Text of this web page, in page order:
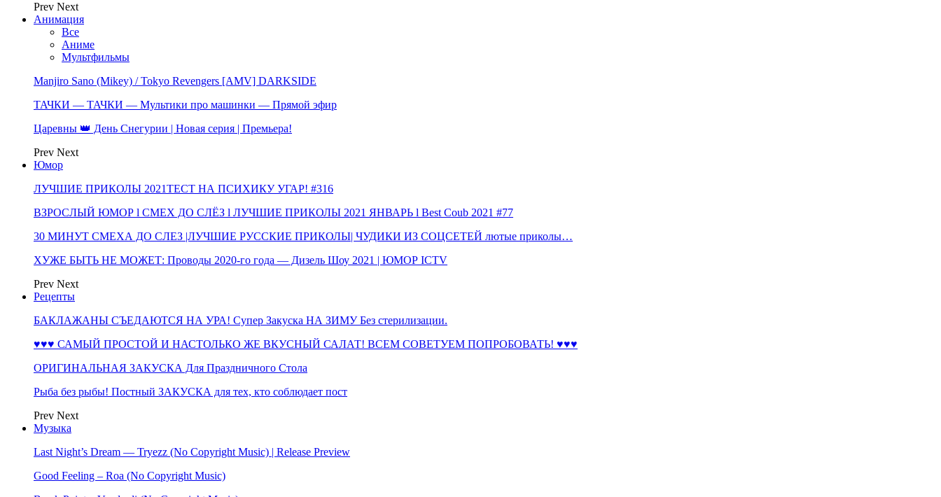
Prev Next
Анимация
Все
Аниме
Мультфильмы
Manjiro Sano (Mikey) / Tokyo Revengers [AMV] DARKSIDE
ТАЧКИ — ТАЧКИ — Мультики про машинки — Прямой эфир
Царевны 👑 День Снегурии | Новая серия | Премьера!
Prev Next
Юмор
ЛУЧШИЕ ПРИКОЛЫ 2021ТЕСТ НА ПСИХИКУ УГАР! #316
ВЗРОСЛЫЙ ЮМОР l СМЕХ ДО СЛЁЗ l ЛУЧШИЕ ПРИКОЛЫ 2021 ЯНВАРЬ l Best Coub 2021 #77
30 МИНУТ СМЕХА ДО СЛЕЗ |ЛУЧШИЕ РУССКИЕ ПРИКОЛЫ| ЧУДИКИ ИЗ СОЦСЕТЕЙ лютые приколы…
ХУЖЕ БЫТЬ НЕ МОЖЕТ: Проводы 2020-го года — Дизель Шоу 2021 | ЮМОР ICTV
Prev Next
Рецепты
БАКЛАЖАНЫ СЪЕДАЮТСЯ НА УРА! Супер Закуска НА ЗИМУ Без стерилизации.
♥♥♥ САМЫЙ ПРОСТОЙ И НАСТОЛЬКО ЖЕ ВКУСНЫЙ САЛАТ! ВСЕМ СОВЕТУЕМ ПОПРОБОВАТЬ! ♥♥♥
ОРИГИНАЛЬНАЯ ЗАКУСКА Для Праздничного Стола
Рыба без рыбы! Постный ЗАКУСКА для тех, кто соблюдает пост
Prev Next
Музыка
Last Night’s Dream — Tryezz (No Copyright Music) | Release Preview
Good Feeling – Roa (No Copyright Music)